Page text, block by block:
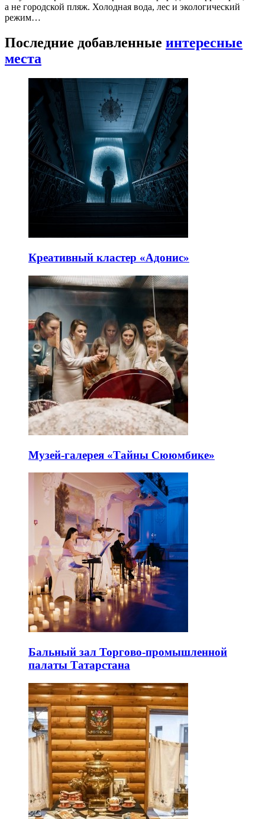
а не городской пляж. Холодная вода, лес и экологический
режим…
Последние добавленные интересные
места
Креативный кластер «Адонис»
Музей-галерея «Тайны Сююмбике»
Бальный зал Торгово-промышленной
палаты Татарстана